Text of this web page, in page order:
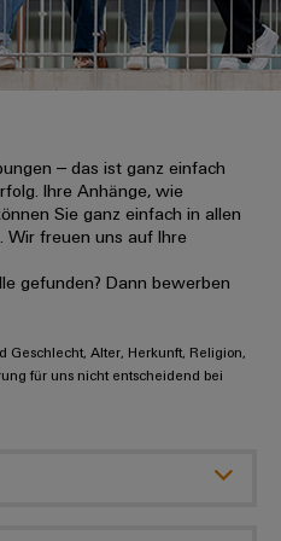
– das ist ganz einfach
Ihre Anhänge, wie
Sie ganz einfach in allen
Wir freuen uns auf Ihre
gefunden? Dann bewerben
Geschlecht, Alter, Herkunft, Religion,
für uns nicht entscheidend bei